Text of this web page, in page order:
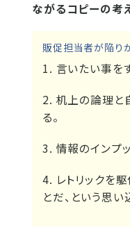
ながるコピーの考
販促担当者が陥り
1. 言いたい事を
2. 机上の論理と
る。
3. 情報のインプ
4. レトリックを
とだ、という思い